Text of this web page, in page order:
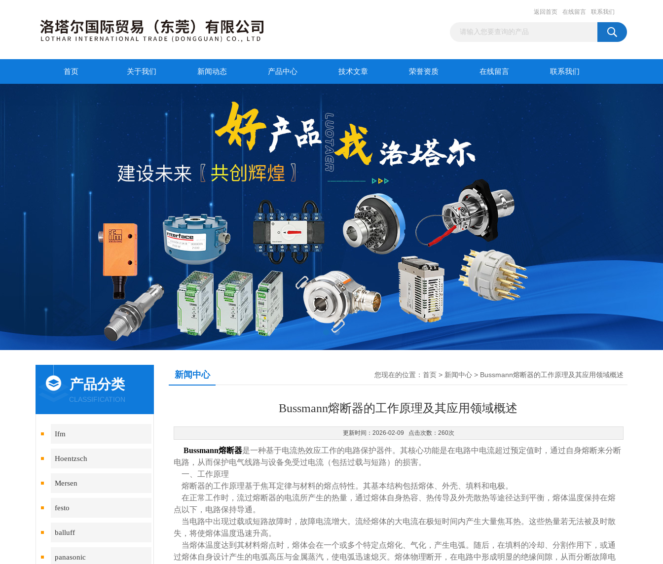
返回首页 在线留言 联系我们
首页 关于我们 新闻动态 产品中心 技术文章 荣誉资质 在线留言 联系我们
产品分类
CLASSIFICATION
Ifm
Hoentzsch
Mersen
festo
balluff
panasonic
新闻中心 您现在的位置： 首页 > 新闻中心 > Bussmann熔断器的工作原理及其应用领域概述
Bussmann熔断器的工作原理及其应用领域概述
更新时间：2026-02-09 点击次数：260次
Bussmann熔断器是一种基于电流热效应工作的电路保护器件。其核心功能是在电路中电流超过预定值时，通过自身熔断来分断
电路，从而保护电气线路与设备免受过电流（包括过载与短路）的损害。
一、工作原理
熔断器的工作原理基于焦耳定律与材料的熔点特性。其基本结构包括熔体、外壳、填料和电极。
在正常工作时，流过熔断器的电流所产生的热量，通过熔体自身热容、热传导及外壳散热等途径达到平衡，熔体温度保持在熔
点以下，电路保持导通。
当电路中出现过载或短路故障时，故障电流增大。流经熔体的大电流在极短时间内产生大量焦耳热。这些热量若无法被及时散
失，将使熔体温度迅速升高。
当熔体温度达到其材料熔点时，熔体会在一个或多个特定点熔化、气化，产生电弧。随后，在填料的冷却、分割作用下，或通
过熔体自身设计产生的电弧高压与金属蒸汽，使电弧迅速熄灭。熔体物理断开，在电路中形成明显的绝缘间隙，从而分断故障电